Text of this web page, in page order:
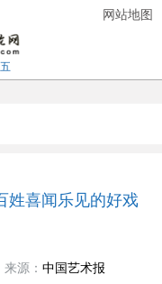
网站地图
姓喜闻乐见的好戏
来源： 中国艺术报